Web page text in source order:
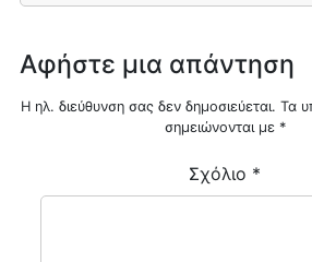
Αφήστε μια απάντηση
Η ηλ. διεύθυνση σας δεν δημοσιεύεται. Τα
σημειώνονται με *
Σχόλιο *